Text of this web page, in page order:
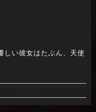
しい彼女はたぶん、天使